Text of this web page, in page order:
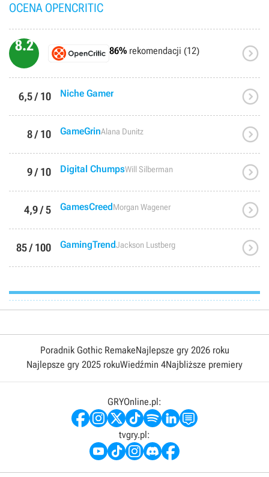
OCENA OPENCRITIC
8.2 86% rekomendacji (12) 
6,5 / 10 Niche Gamer 
8 / 10 GameGrinAlana Dunitz 
9 / 10 Digital ChumpsWill Silberman 
4,9 / 5 GamesCreedMorgan Wagener 
85 / 100 GamingTrendJackson Lustberg 
Poradnik Gothic RemakeNajlepsze gry 2026 roku
Najlepsze gry 2025 rokuWiedźmin 4Najbliższe premiery
GRYOnline.pl:
tvgry.pl: